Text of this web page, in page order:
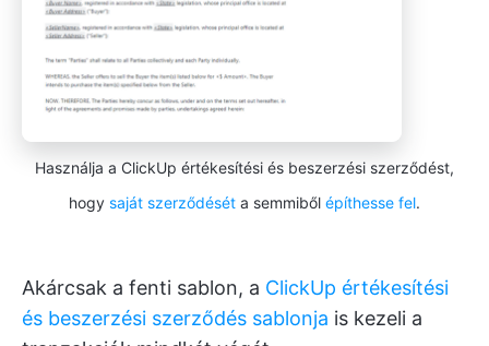
Használja a ClickUp értékesítési és beszerzési szerződést,
hogy saját szerződését a semmiből építhesse fel.
Akárcsak a fenti sablon, a ClickUp értékesítési
és beszerzési szerződés sablonja is kezeli a